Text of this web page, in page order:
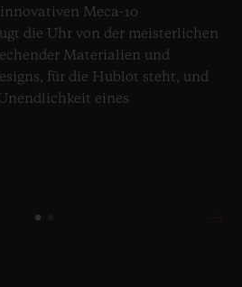
Meca-10
die Uhr von der meisterlichen
Materialien und
für die Hublot steht, und
eines